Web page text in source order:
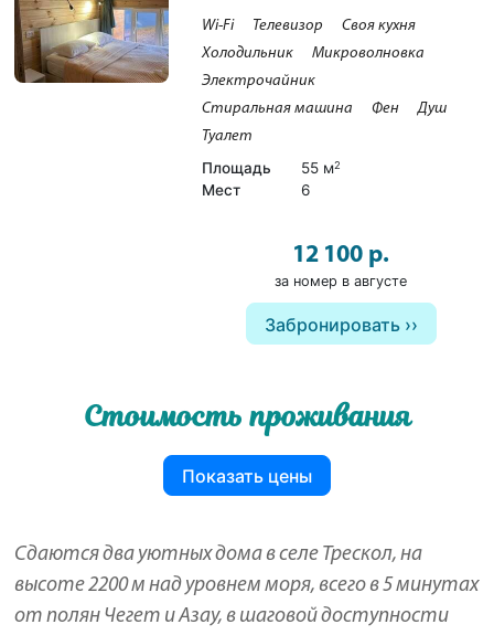
Wi-Fi Телевизор
Своя кухня
Холодильник
Микроволновка
Электрочайник
Стиральная машина
Фен
Душ
Туалет
Площадь 55 м2
Мест 6
12 100 р.
за номер в августе
Забронировать
Стоимость проживания
Показать цены
Сдаются два уютных дома в селе Трескол, на
высоте 2200 м над уровнем моря, всего в 5 минутах
от полян Чегет и Азау, в шаговой доступности